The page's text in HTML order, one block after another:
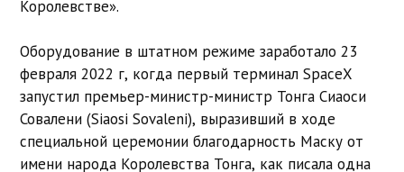
Королевстве».
Оборудование в штатном режиме заработало 23
февраля 2022 г, когда первый терминал SpaceX
запустил премьер-министр-министр Тонга Сиаоси
Совалени (Siaosi Sovaleni), выразивший в ходе
специальной церемонии благодарность Маску от
имени народа Королевства Тонга, как писала одна